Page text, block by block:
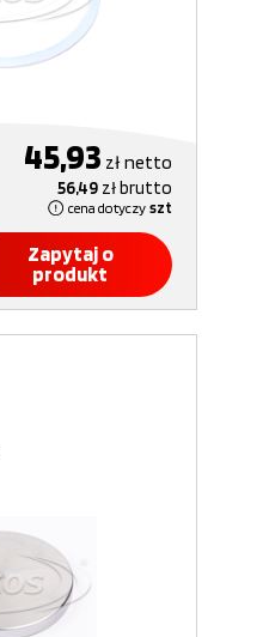
45,93 złnetto
56,49 złbrutto
cena dotyczy szt
Zapytaj o
produkt